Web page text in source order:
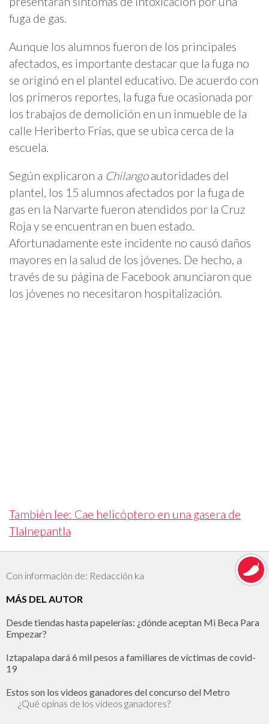
fuga de gas.
Aunque los alumnos fueron de los principales
afectados, es importante destacar que la fuga no
se originó en el plantel educativo. De acuerdo con
los primeros reportes, la fuga fue ocasionada por
los trabajos de demolición en un inmueble de la
calle Heriberto Frías, que se ubica cerca de la
escuela.
Según explicaron a Chilangoautoridades del
plantel, los 15 alumnos afectados por la fuga de
gas en la Narvarte fueron atendidos por la Cruz
Roja y se encuentran en buen estado.
Afortunadamente este incidente no causó daños
mayores en la salud de los jóvenes. De hecho, a
través de su página de Facebook anunciaron que
los jóvenes no necesitaron hospitalización.
También lee: Cae helicóptero en una gasera de
Tlalnepantla
Con información de: Redacción ka
MÁS DEL AUTOR
Desde tiendas hasta papelerías: ¿dónde aceptan Mi Beca Para
Empezar?
Iztapalapa dará 6 mil pesos a familiares de víctimas de covid-
19
Estos son los videos ganadores del concurso del Metro
¿Qué opinas de los videos ganadores?